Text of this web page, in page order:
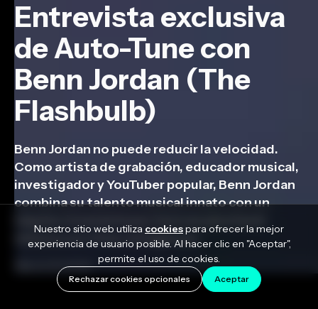
Entrevista exclusiva
de Auto-Tune con
Benn Jordan (The
Flashbulb)
Benn Jordan no puede reducir la velocidad.
Como artista de grabación, educador musical,
investigador y YouTuber popular, Benn Jordan
combina su talento musical innato con un
música a un ritmo vertiginoso.
March 31, 2022
Nuestro sitio web utiliza cookiespara ofrecer la mejor
experiencia de usuario posible. Al hacer clic en "Aceptar",
permite el uso de cookies.
Rechazar cookies opcionales Aceptar